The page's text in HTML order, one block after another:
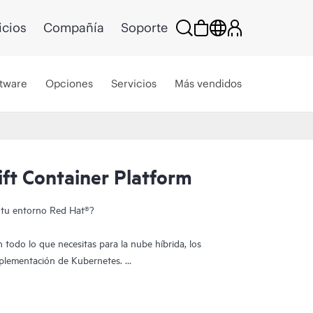
Compañía Soporte
Opciones Servicios Más vendidos
Container Platform
entorno Red Hat®?
todo lo que necesitas para la nube híbrida, los
de Kubernetes.
OpenShift® te proporciona la flexibilidad de